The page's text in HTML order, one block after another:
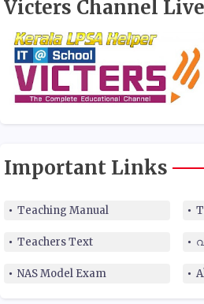
Victers Channel Live
Important Links
Teaching Manual
Teachers Text
NAS Model Exam